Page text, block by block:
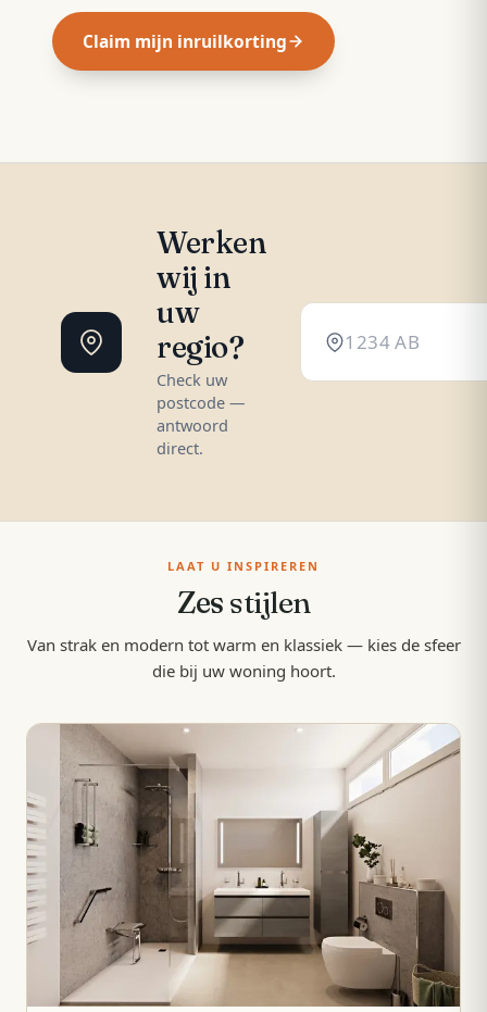
Claim mijn inruilkorting
Werken
wij in
uw
regio?
Check uw
postcode —
antwoord
direct.
LAAT U INSPIREREN
Zes stijlen
Van strak en modern tot warm en klassiek — kies de sfeer
die bij uw woning hoort.